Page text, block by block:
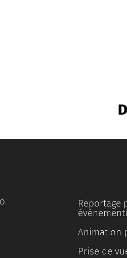
Reportage
Animation
Prise de